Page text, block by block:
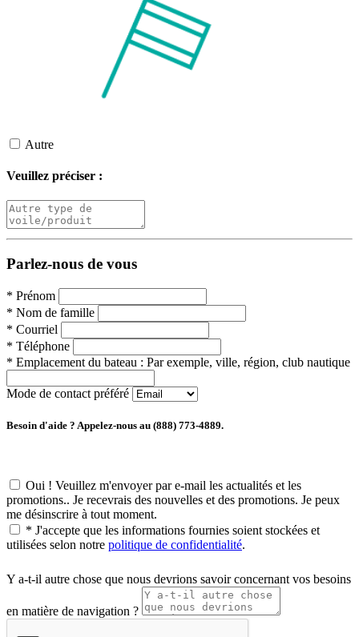
Autre
Veuillez préciser :
Parlez-nous de vous
* Prénom
* Nom de famille
* Courriel
* Téléphone
* Emplacement du bateau : Par exemple, ville, région, club nautique
Mode de contact préféré
Besoin d'aide ? Appelez-nous au (888) 773-4889.
Oui ! Veuillez m'envoyer par e-mail les actualités et les
promotions.. Je recevrais des nouvelles et des promotions. Je peux
me désinscrire à tout moment.
* J'accepte que les informations fournies soient stockées et
utilisées selon notre politique de confidentialité.
Y a-t-il autre chose que nous devrions savoir concernant vos besoins
en matière de navigation ?